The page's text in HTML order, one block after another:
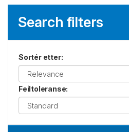
Search filters
Sortér etter:
Feiltoleranse: